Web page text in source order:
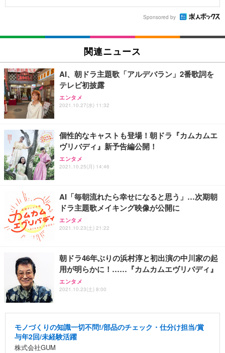
Sponsored by
関連ニュース
AI、朝ドラ主題歌「アルデバラン」2番歌詞を
テレビ初披露
エンタメ
2021.10.27(水) 11:32
個性的なキャストも登場！朝ドラ『カムカムエ
ヴリバディ』新予告編公開！
エンタメ
2021.10.25(月) 14:46
AI「毎朝流れたら幸せになると思う」…次期朝
ドラ主題歌メイキング映像が公開に
エンタメ
2021.10.23(土) 21:22
朝ドラ46年ぶりの浜村淳と初出演の中川家の起
用が明らかに！……『カムカムエヴリバディ』
エンタメ
2021.10.23(土) 8:00
モノづくりの知識一切不問!/部品のチェック・仕分け担当/賞
与年2回/未経験活躍
株式会社GUM